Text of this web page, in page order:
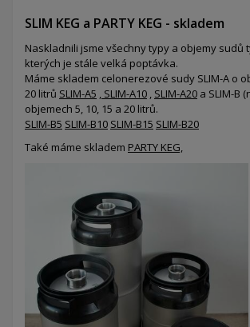
SLIM KEG a PARTY KEG - skladem
Naskladnili jsme všechny typy a objemy sudů
kterých je stále velká poptávka.
Máme skladem celonerezové sudy SLIM-A o
20 litrů SLIM-A5 , SLIM-A10 , SLIM-A20 a SLIM-B
objemech 5, 10, 15 a 20 litrů.
SLIM-B5 SLIM-B10 SLIM-B15 SLIM-B20
Také máme skladem PARTY KEG,